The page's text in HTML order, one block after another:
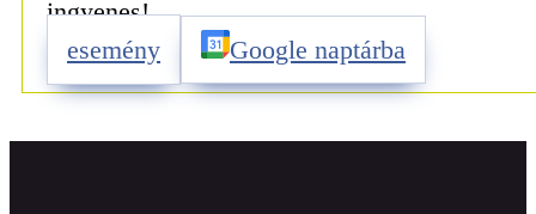
ingyenes!
esemény
Google naptárba